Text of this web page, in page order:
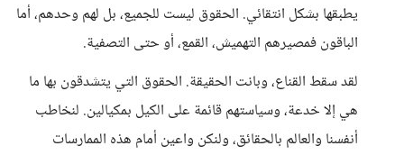
يطبقها بشكل انتقائي. الحقوق ليست للجميع، بل لهم وحدهم، أما
الباقون فمصيرهم التهميش، القمع، أو حتى التصفية.
لقد سقط القناع، وبانت الحقيقة. الحقوق التي يتشدقون بها ما
هي إلا خدعة، وسياستهم قائمة على الكيل بمكيالين. لنخاطب
أنفسنا والعالم بالحقائق، ولنكن واعين أمام هذه الممارسات